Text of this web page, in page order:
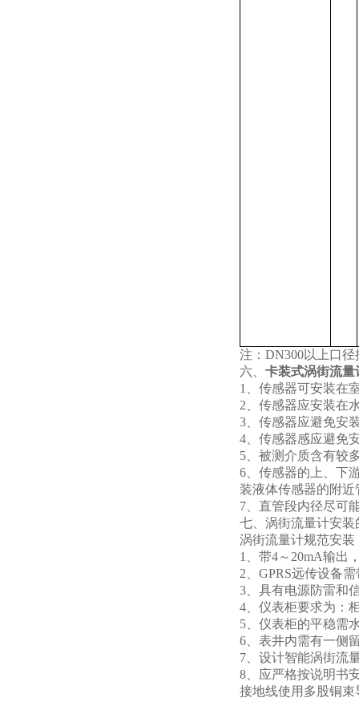
注：DN300以上口
六、 卡装式涡街流量
1
、传感器可安装在
2 、传感器应安装在
3 、传感器应避免安
4 、传感器感应避免
5 、被测介质含有较
6 、传感器的上、下
装液体传感器的附
7 、直管段内径尽可
七、涡街流量计安装
涡街流量计规范安
1
、带4～20mA输出
2 、GPRS远传设备
3 、具有电源防雷和
4 、仪表柜要求为：
5 、仪表柜的平稳需
6 、表井内需有一侧
7 、设计智能涡街流
8 、应严格按说明书
接地线使用多股铜束